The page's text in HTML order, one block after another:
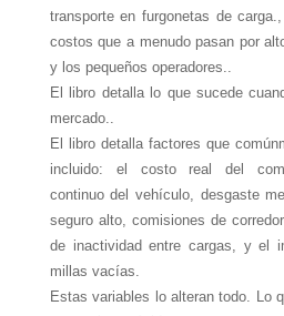
transporte en furgonetas de
costos que a menudo pasan por
y los pequeños operadores..
El libro detalla lo que sucede
mercado..
El libro detalla factores que
incluido: el costo real del
continuo del vehículo, desgaste
seguro alto, comisiones de
de inactividad entre cargas, y el
millas vacías.
Estas variables lo alteran todo. Lo